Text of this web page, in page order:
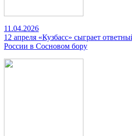
11.04.2026
12 апреля «Кузбасс» сыграет
России в Сосновом бору